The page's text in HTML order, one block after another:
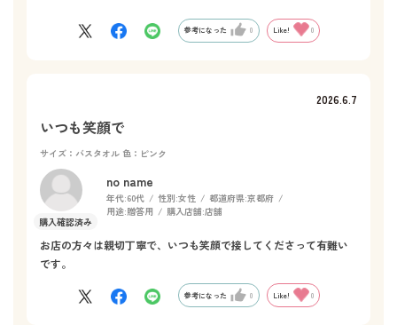
こうと思います。
参考になった 0 Like! 0
2026.6.7
いつも笑顔で
サイズ：バスタオル 色：ピンク
no name
年代:60代 性別:女性 都道府県:京都府
用途:贈答用 購入店舗:店舗
お店の方々は親切丁寧で、いつも笑顔で接してくださって有難い
です。
参考になった 0 Like! 0